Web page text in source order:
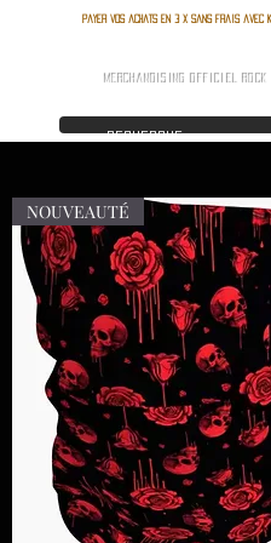
Payer vos achats en 3 x sans frais avec
MERCHANDISING OFFICIEL
NOUVEAUTÉ